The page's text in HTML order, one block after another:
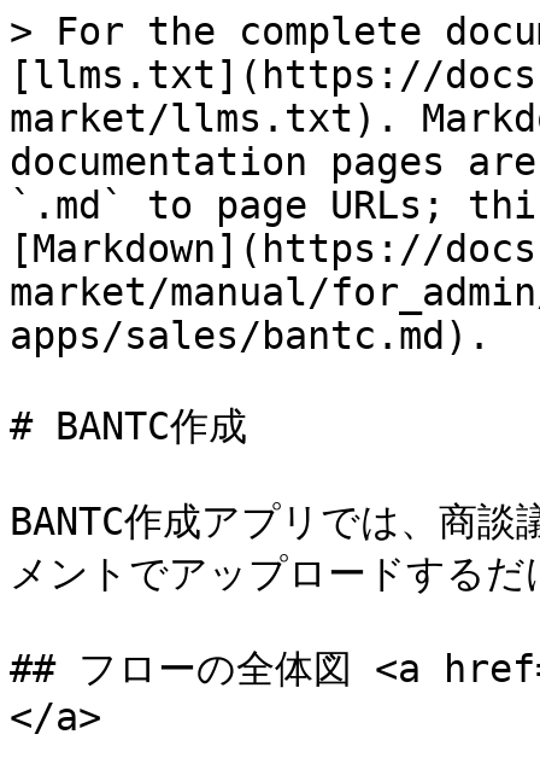
> For the complete
[llms.txt](https://
market/llms.txt).
documentation pages
`.md` to page URLs;
[Markdown](https://
market/manual/
apps/sales/bantc.md).
# BANTC作成
BANTC作成アプリでは、商
メントでアップロードする
## フローの全体図 <a
</a>